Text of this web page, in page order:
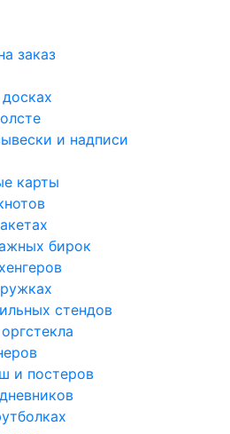
заказ
и надписи
карты
бирок
стендов
и постеров